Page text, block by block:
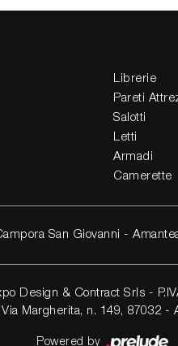
Librerie
Pareti
Salotti
Letti
Armadi
Camerette
San Giovanni -
Design & Contract Srls -
Margherita, n. 149, 87032 -
Powered by